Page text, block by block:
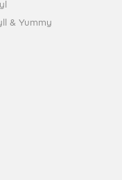
& Yummy